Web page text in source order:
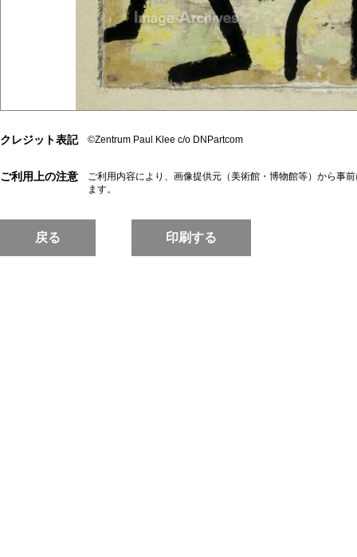
クレジット表記 ©Zentrum Paul Klee c/o DNPartcom
ご利用上の注意
ご利用内容により、画像提供元（美術館・博物館等）から事
ます。
戻る 印刷する